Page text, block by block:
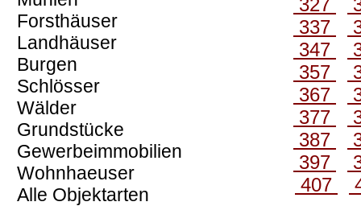
Forsthäuser
Landhäuser
Burgen
Schlösser
Wälder
Grundstücke
Gewerbeimmobilien
Wohnhaeuser
Alle Objektarten
327
337
347
357
367
377
387
397
407